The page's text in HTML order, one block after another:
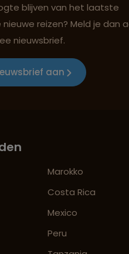
blijven van het laatste
reizen? Meld je dan
nieuwsbrief.
aan
Marokko
Costa Rica
Mexico
Peru